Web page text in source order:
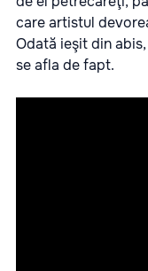
care artistul
Odată ieşit din
se afla de fapt.